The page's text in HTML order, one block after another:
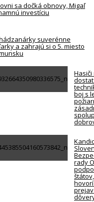
sa dočká obnovy, Migaľ
investíciu
suverénne
a zahrajú si o 5. miesto
Hasiči
boj s
rady